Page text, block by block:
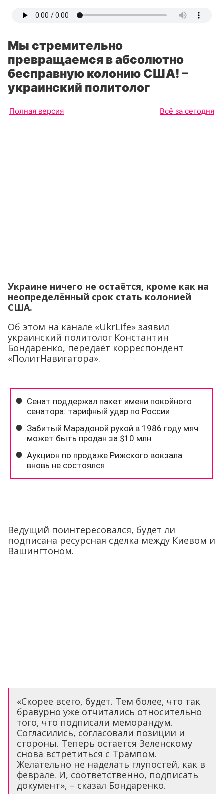
Мы стремительно
превращаемся в абсолютно
бесправную колонию США! –
украинский политолог
Полная версия Всё за сегодня
Украине ничего не остаётся, кроме как на
неопределённый срок стать колонией
США.
Об этом на канале «UkrLife» заявил
украинский политолог Константин
Бондаренко, передаёт корреспондент
«ПолитНавигатора».
Ведущий поинтересовался, будет ли
подписана ресурсная сделка между Киевом и
Вашингтоном.
«Скорее всего, будет. Тем более, что так
бравурно уже отчитались относительно
того, что подписали меморандум.
Согласились, согласовали позиции и
стороны. Теперь остается Зеленскому
снова встретиться с Трампом.
Желательно не наделать глупостей, как в
феврале. И, соответственно, подписать
документ», – сказал Бондаренко.